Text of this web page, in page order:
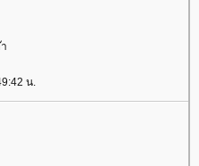
น.